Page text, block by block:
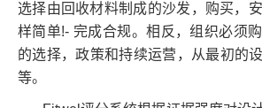
选择由回收材料制成的沙发，购买，
样简单!- 完成合规。相反，组织必须
的选择，政策和持续运营，从最初的
等。